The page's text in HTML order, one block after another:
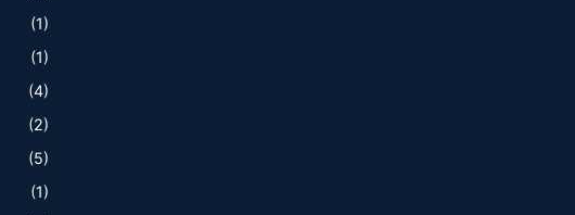
(1)
(1)
(4)
(2)
(5)
(1)